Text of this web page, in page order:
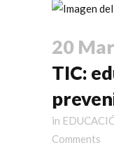
20 Mar
TIC:
in
Comments